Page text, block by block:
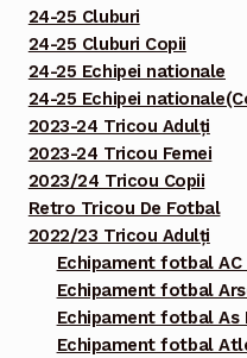
24-25 Cluburi
24-25 Cluburi Copii
24-25 Echipei nationale
24-25 Echipei
2023-24 Tricou Adulți
2023-24 Tricou Femei
2023/24 Tricou Copii
Retro Tricou De Fotbal
2022/23 Tricou Adulți
Echipament fotbal AC
Echipament fotbal
Echipament fotbal As
Echipament fotbal